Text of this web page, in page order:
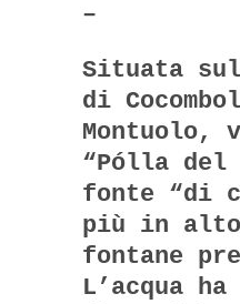
–
Situata
di
Montuolo,
“Pólla del
fonte “di
più in
fontane
L’acqua